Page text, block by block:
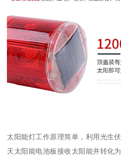
太阳能灯工作原理简单，利用光生
天太阳能电池板接收太阳能并转化